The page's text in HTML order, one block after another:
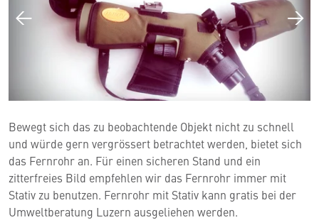
Bewegt sich das zu beobachtende Objekt nicht zu schnell
und würde gern vergrössert betrachtet werden, bietet sich
das Fernrohr an. Für einen sicheren Stand und ein
zitterfreies Bild empfehlen wir das Fernrohr immer mit
Stativ zu benutzen. Fernrohr mit Stativ kann gratis bei der
Umweltberatung Luzern ausgeliehen werden.